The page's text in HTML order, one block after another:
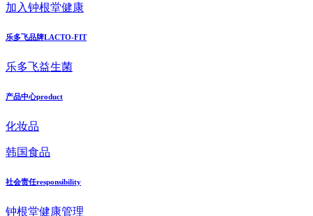
加入钟根堂健康
乐多飞品牌LACTO-FIT
乐多飞益生菌
产品中心product
化妆品
韩国食品
社会责任responsibility
钟根堂健康管理